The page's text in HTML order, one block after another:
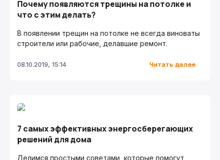
Почему появляются трещины на потолке и
что с этим делать?
В появлении трещин на потолке не всегда виноваты
строители или рабочие, делавшие ремонт.
08.10.2019, 15:14 Читать далее
7 самых эффективных энергосберегающих
решений для дома
Делимся простыми советами, которые помогут